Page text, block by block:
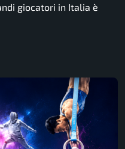
giocatori in Italia è